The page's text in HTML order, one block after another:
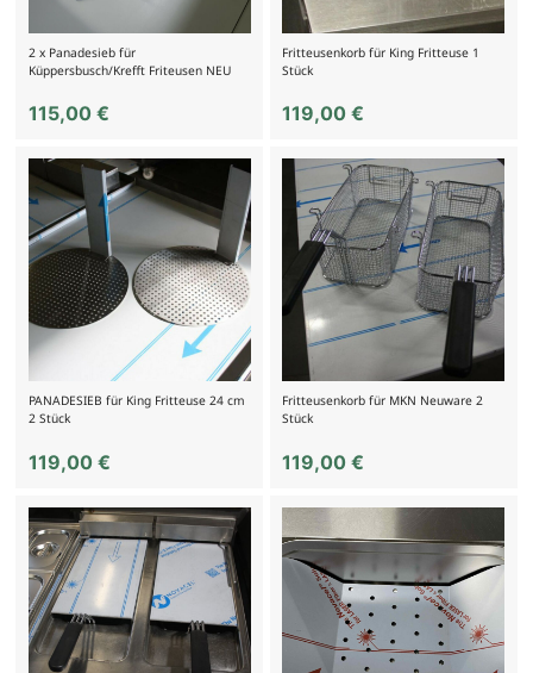
2 x Panadesieb für
Küppersbusch/Krefft Friteusen NEU
115,00 €
Fritteusenkorb für King Fritteuse 1
Stück
119,00€
PANADESIEB für King Fritteuse 24 cm
2 Stück
119,00 €
Fritteusenkorb für MKN Neuware 2
Stück
119,00€